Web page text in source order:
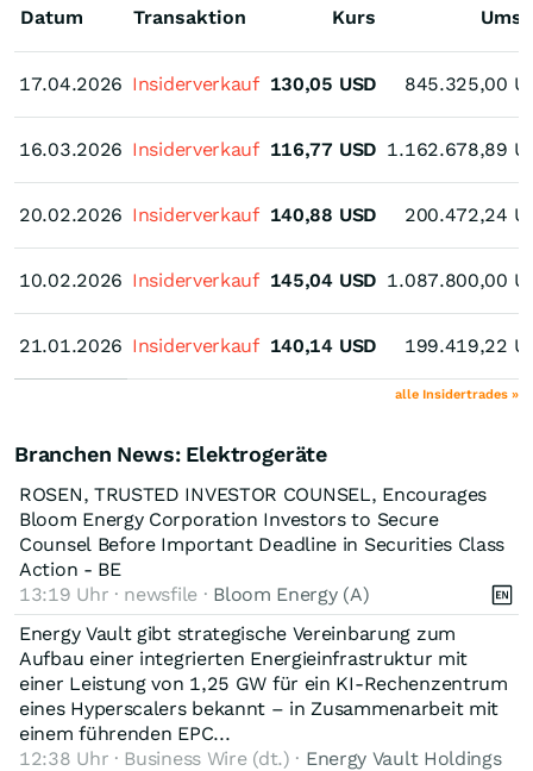
Datum
17.04.2026
16.03.2026
20.02.2026
10.02.2026
21.01.2026
Transaktion Kurs
17.04.2026 Insiderverkauf 130,05 USD 845.325,00
16.03.2026 Insiderverkauf 116,77 USD 1.162.678,89
20.02.2026 Insiderverkauf 140,88 USD 200.472,24
10.02.2026 Insiderverkauf 145,04 USD 1.087.800,00
21.01.2026 Insiderverkauf 140,14 USD 199.419,22
alle Insidertrades »
Branchen News: Elektrogeräte
ROSEN, TRUSTED INVESTOR COUNSEL, Encourages
Bloom Energy Corporation Investors to Secure
Counsel Before Important Deadline in Securities Class
Action - BE
13:19 Uhr · newsfile · Bloom Energy (A)
Energy Vault gibt strategische Vereinbarung zum
Aufbau einer integrierten Energieinfrastruktur mit
einer Leistung von 1,25 GW für ein KI-Rechenzentrum
eines Hyperscalers bekannt – in Zusammenarbeit mit
einem führenden EPC...
12:38 Uhr · Business Wire (dt.) · Energy Vault Holdings